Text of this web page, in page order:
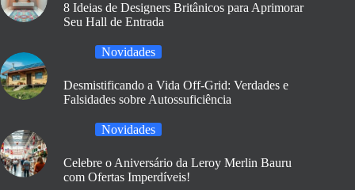
8 Ideias de Designers Britânicos para Aprimorar
Seu Hall de Entrada
Novidades
Desmistificando a Vida Off-Grid: Verdades e
Falsidades sobre Autossuficiência
Novidades
Celebre o Aniversário da Leroy Merlin Bauru
com Ofertas Imperdíveis!